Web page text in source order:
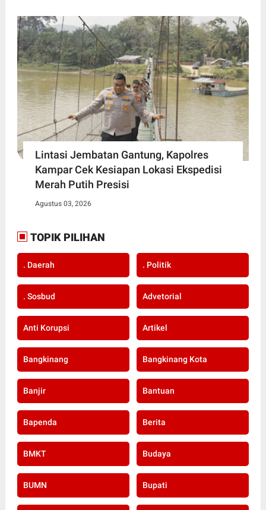
Lintasi Jembatan Gantung, Kapolres
Kampar Cek Kesiapan Lokasi Ekspedisi
Merah Putih Presisi
Agustus 03, 2026
TOPIK PILIHAN
. Daerah . Politik
. Sosbud Advetorial
Anti Korupsi Artikel
Bangkinang Bangkinang Kota
Banjir Bantuan
Bapenda Berita
BMKT Budaya
BUMN Bupati